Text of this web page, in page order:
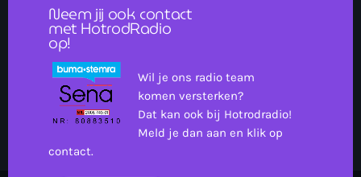
Neem jij ook contact
met HotrodRadio
op!
Wil je ons radio team
komen versterken?
Dat kan ook bij Hotrodradio!
Meld je dan aan en klik op
contact.